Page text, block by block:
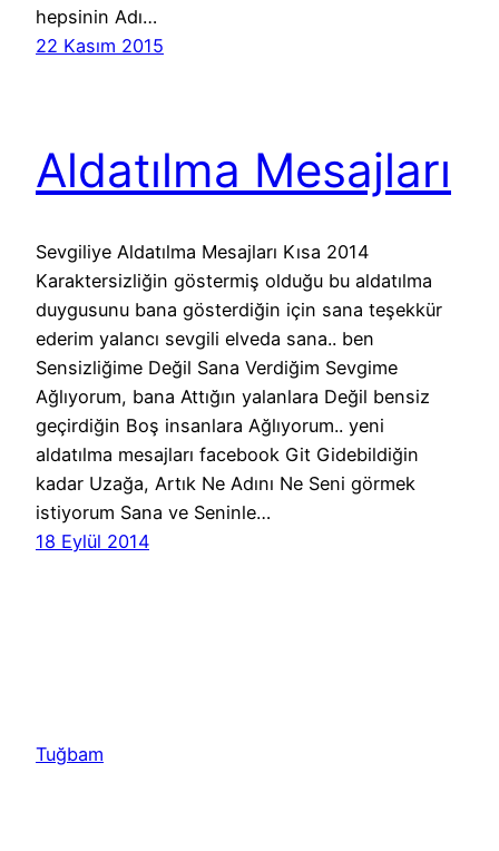
hepsinin Adı…
22 Kasım 2015
Aldatılma Mesajları
Sevgiliye Aldatılma Mesajları Kısa 2014
Karaktersizliğin göstermiş olduğu bu aldatılma
duygusunu bana gösterdiğin için sana teşekkür
ederim yalancı sevgili elveda sana.. ben
Sensizliğime Değil Sana Verdiğim Sevgime
Ağlıyorum, bana Attığın yalanlara Değil bensiz
geçirdiğin Boş insanlara Ağlıyorum.. yeni
aldatılma mesajları facebook Git Gidebildiğin
kadar Uzağa, Artık Ne Adını Ne Seni görmek
istiyorum Sana ve Seninle…
18 Eylül 2014
Tuğbam